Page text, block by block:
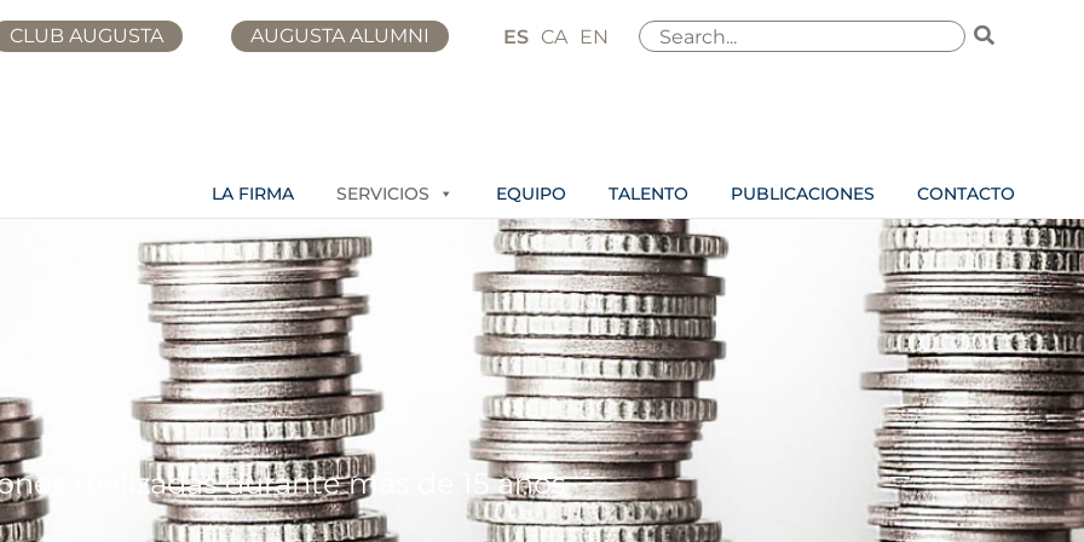
CLUB AUGUSTA AUGUSTA ALUMNI ES CA EN
Buscar
por:
LA FIRMA SERVICIOS EQUIPO TALENTO PUBLICACIONES CONTACTO
realizadas durante más de 15 años